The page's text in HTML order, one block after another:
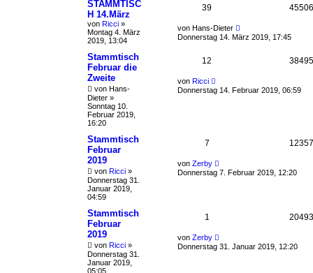
STAMMTISC
H 14.März
von Ricci »
Montag 4. März
2019, 13:04
39 45506
von Hans-Dieter
Donnerstag 14. März 2019, 17:45
Stammtisch
Februar die
Zweite
von Hans-
Dieter »
Sonntag 10.
Februar 2019,
16:20
12 38495
von Ricci
Donnerstag 14. Februar 2019, 06:59
Stammtisch
Februar
2019
von Ricci »
Donnerstag 31.
Januar 2019,
04:59
7 12357
von Zerby
Donnerstag 7. Februar 2019, 12:20
Stammtisch
Februar
2019
von Ricci »
Donnerstag 31.
Januar 2019,
05:05
1 20493
von Zerby
Donnerstag 31. Januar 2019, 12:20